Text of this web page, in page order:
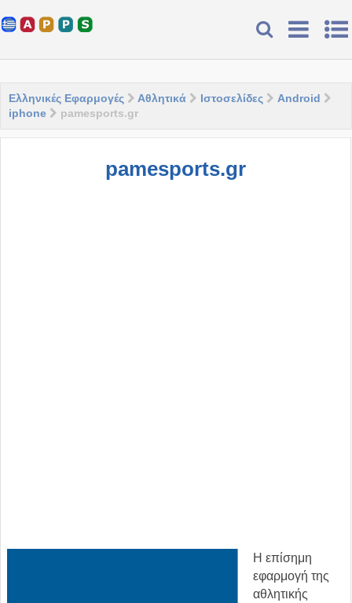
Ελληνικές Εφαρμογές Αθλητικά Ιστοσελίδες
Android
iphone
pamesports.gr
pamesports.gr
Η επίσημη
εφαρμογή της
αθλητικής